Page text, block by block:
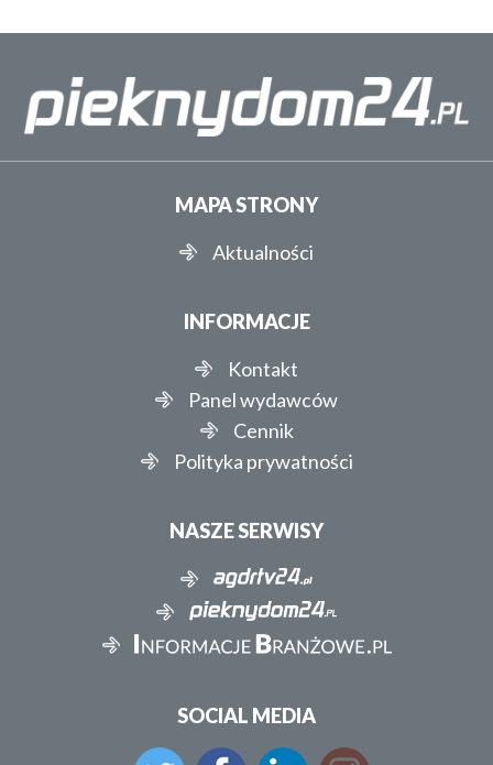
MAPA STRONY
Aktualności
INFORMACJE
Kontakt
Panel wydawców
Cennik
Polityka prywatności
NASZE SERWISY
SOCIAL MEDIA